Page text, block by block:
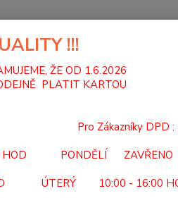
PLASTOVÝ 508 B
508
!!!
ŽE OD 1.6.2026
PLATIT KARTOU
: Pro Zákazníky DPD :
HOD PONDĚLÍ ZAVŘENO
ÚTERÝ 10:00 - 16:00